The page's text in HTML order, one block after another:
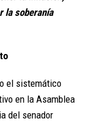
la soberanía
el sistemático
en la Asamblea
del senador